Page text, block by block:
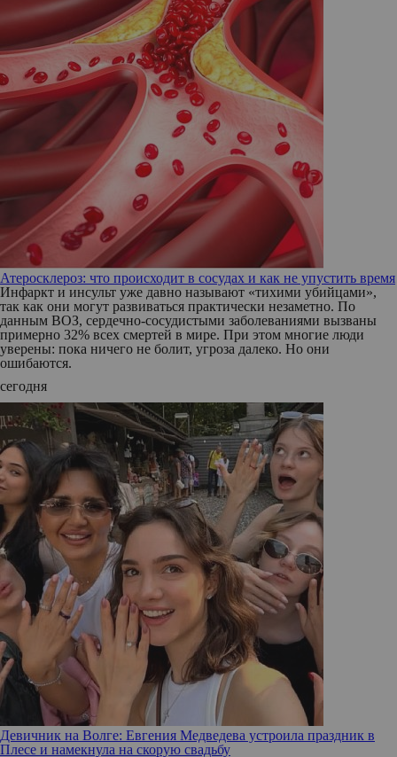
Атеросклероз: что происходит в сосудах и как не упустить время
Инфаркт и инсульт уже давно называют «тихими убийцами»,
так как они могут развиваться практически незаметно. По
данным ВОЗ, сердечно-сосудистыми заболеваниями вызваны
примерно 32% всех смертей в мире. При этом многие люди
уверены: пока ничего не болит, угроза далеко. Но они
ошибаются.
сегодня
Девичник на Волге: Евгения Медведева устроила праздник в
Плесе и намекнула на скорую свадьбу